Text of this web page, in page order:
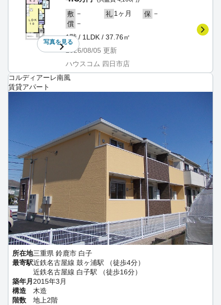
写真を見る
敷 － 礼 1ヶ月 保 －
償 －
1階 / 1LDK / 37.76㎡
2026/08/05 更新
ハウスコム 四日市店
コルディアーレ南風
賃貸アパート
所在地三重県 鈴鹿市 白子
最寄駅近鉄名古屋線 鼓ヶ浦駅 （徒歩4分）
近鉄名古屋線 白子駅 （徒歩16分）
築年月 2015年3月
構造
木造
階数
地上2階